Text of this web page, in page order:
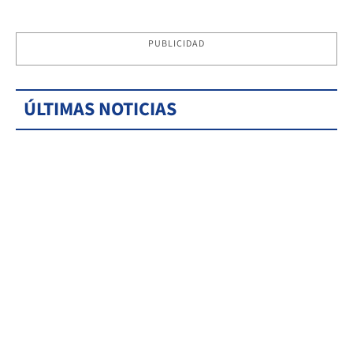
PUBLICIDAD
ÚLTIMAS NOTICIAS